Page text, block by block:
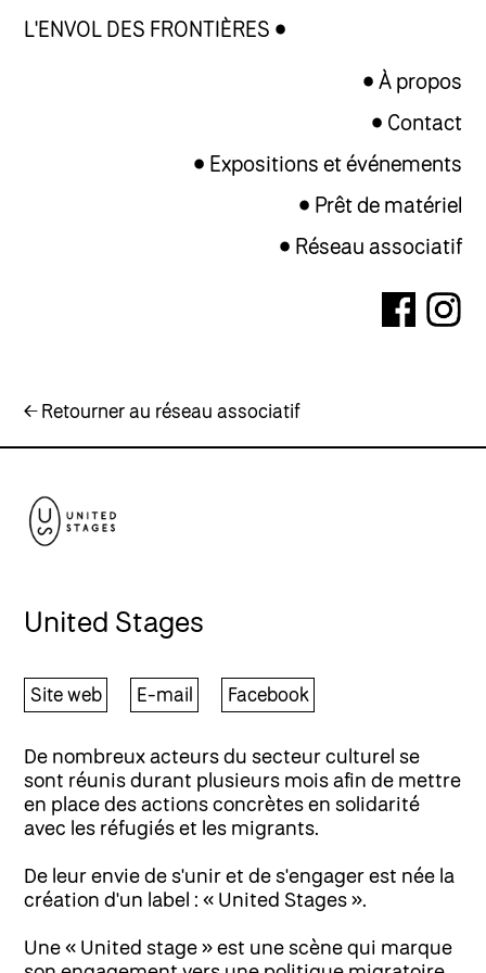
L'ENVOL DES FRONTIÈRES
À propos
Contact
Expositions et événements
Prêt de matériel
Réseau associatif
← Retourner au réseau associatif
United Stages
Site web E-mail Facebook
De nombreux acteurs du secteur culturel se
sont réunis durant plusieurs mois afin de mettre
en place des actions concrètes en solidarité
avec les réfugiés et les migrants.
De leur envie de s'unir et de s'engager est née la
création d'un label : « United Stages ».
Une « United stage » est une scène qui marque